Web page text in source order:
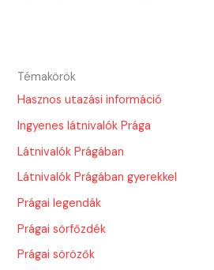
Témakörök
Hasznos utazási információ
Ingyenes látnivalók Prága
Látnivalók Prágában
Látnivalók Prágában gyerekkel
Prágai legendák
Prágai sörfőzdék
Prágai sörözők